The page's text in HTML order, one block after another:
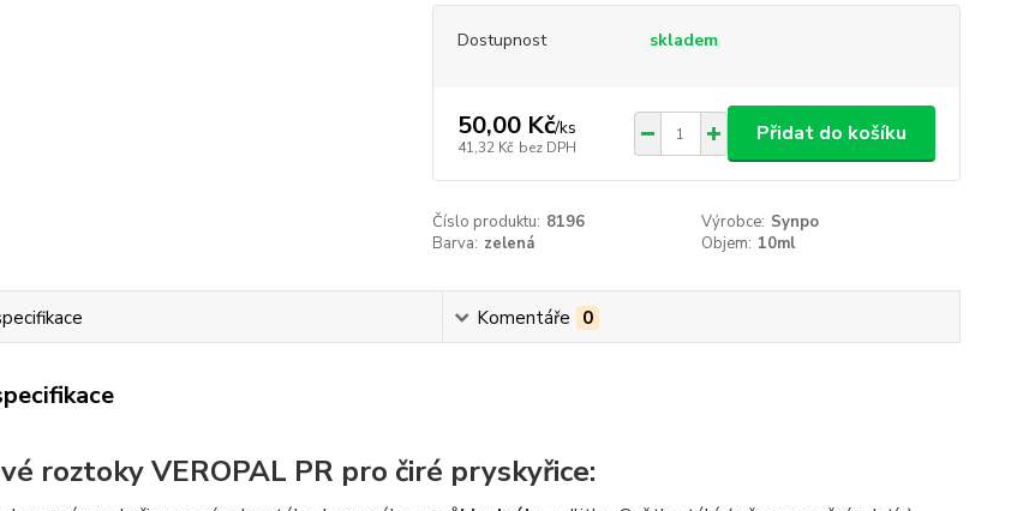
Dostupnost skladem
50,00 Kč/ks
41,32 Kč bez DPH
Přidat do košíku
Číslo produktu: 8196 Výrobce: Synpo
Barva: zelená Objem: 10ml
Komentáře 0
roztoky VEROPAL PR pro čiré pryskyřice: